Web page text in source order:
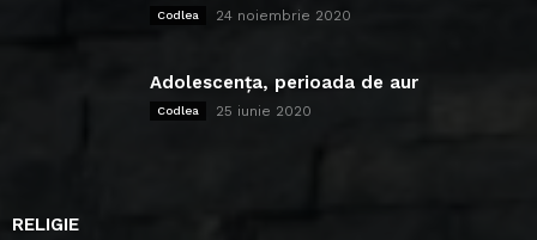
Codlea 24 noiembrie 2020
Adolescența, perioada de aur
Codlea 25 iunie 2020
RELIGIE